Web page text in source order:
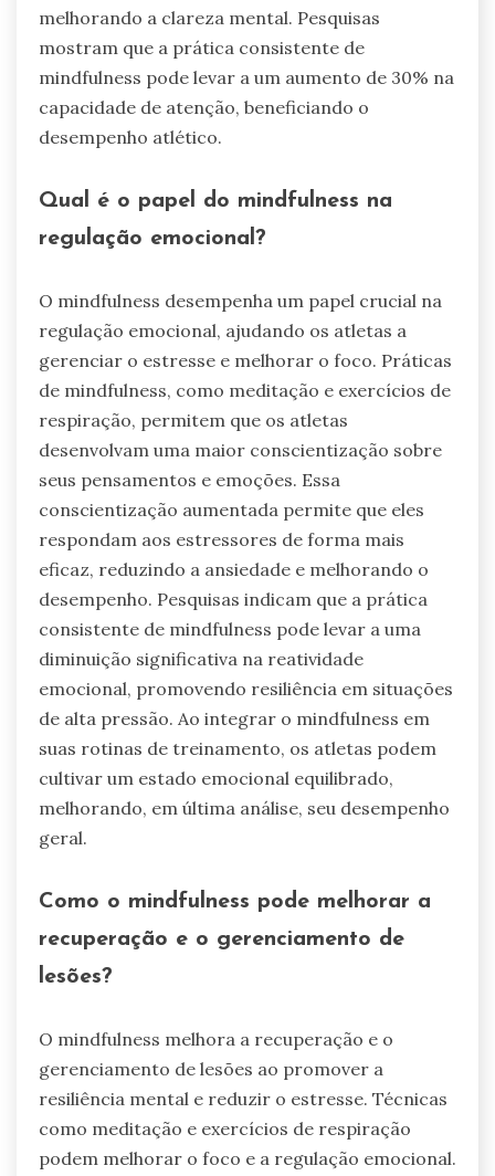
melhorando a clareza mental. Pesquisas
mostram que a prática consistente de
mindfulness pode levar a um aumento de 30% na
capacidade de atenção, beneficiando o
desempenho atlético.
Qual é o papel do mindfulness na
regulação emocional?
O mindfulness desempenha um papel crucial na
regulação emocional, ajudando os atletas a
gerenciar o estresse e melhorar o foco. Práticas
de mindfulness, como meditação e exercícios de
respiração, permitem que os atletas
desenvolvam uma maior conscientização sobre
seus pensamentos e emoções. Essa
conscientização aumentada permite que eles
respondam aos estressores de forma mais
eficaz, reduzindo a ansiedade e melhorando o
desempenho. Pesquisas indicam que a prática
consistente de mindfulness pode levar a uma
diminuição significativa na reatividade
emocional, promovendo resiliência em situações
de alta pressão. Ao integrar o mindfulness em
suas rotinas de treinamento, os atletas podem
cultivar um estado emocional equilibrado,
melhorando, em última análise, seu desempenho
geral.
Como o mindfulness pode melhorar a
recuperação e o gerenciamento de
lesões?
O mindfulness melhora a recuperação e o
gerenciamento de lesões ao promover a
resiliência mental e reduzir o estresse. Técnicas
como meditação e exercícios de respiração
podem melhorar o foco e a regulação emocional.